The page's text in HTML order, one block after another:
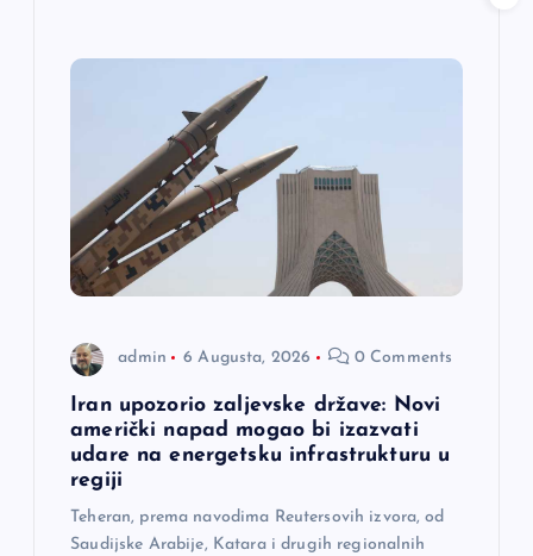
admin 6 Augusta, 2026 0 Comments
Iran upozorio zaljevske države: Novi
američki napad mogao bi izazvati
udare na energetsku infrastrukturu u
regiji
Teheran, prema navodima Reutersovih izvora, od
Saudijske Arabije, Katara i drugih regionalnih